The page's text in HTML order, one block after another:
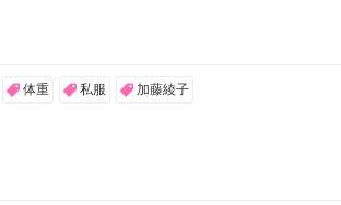
体重 私服 加藤綾子